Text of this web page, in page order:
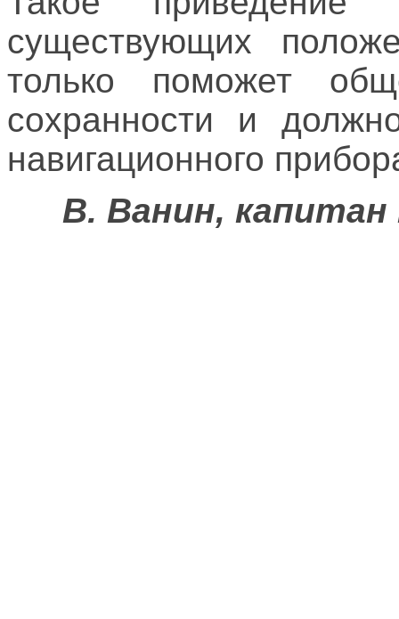
существующих
только поможет
сохранности и
навигационного
В. Ванин,